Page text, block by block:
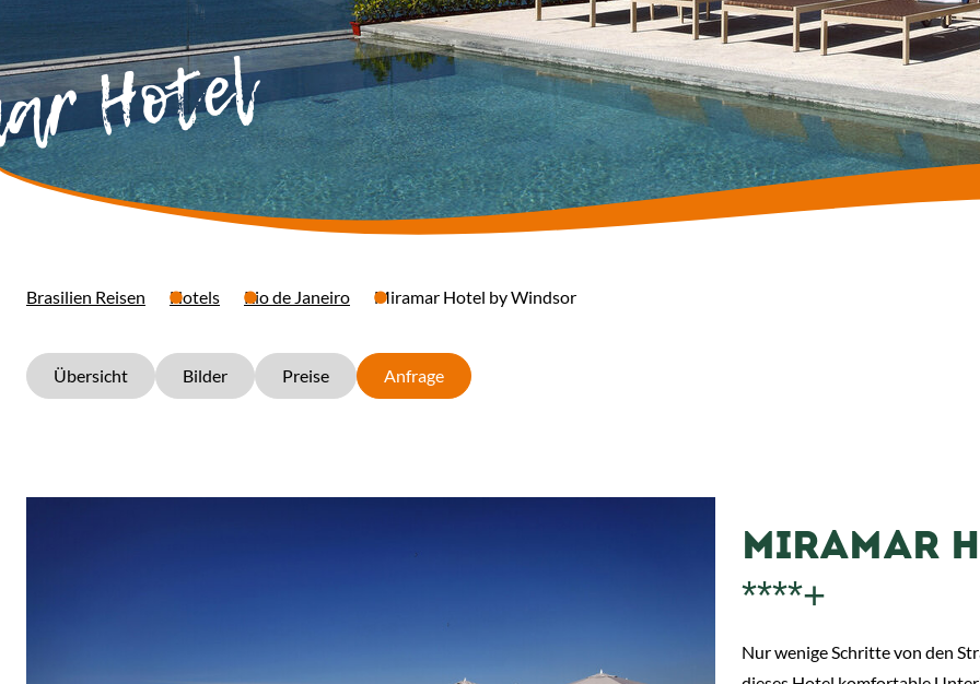
Hotel
Brasilien Reisen Hotels Rio de Janeiro Miramar Hotel by Windsor
Übersicht Bilder Preise Anfrage
MIRAMAR
****+
Nur wenige Schritte von den